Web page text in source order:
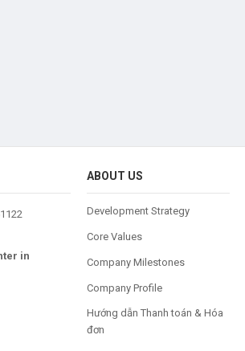
in
ABOUT US
Development Strategy
Core Values
Company Milestones
Company Profile
Hướng dẫn Thanh toán & Hóa
đơn